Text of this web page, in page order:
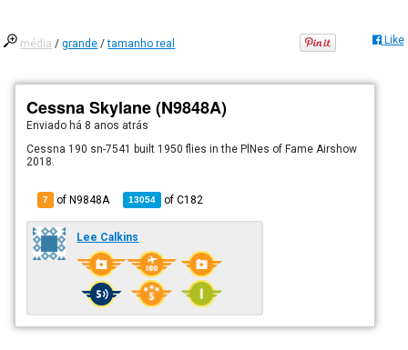
média /grande /tamanho real Like
Cessna Skylane (N9848A)
Enviado há 8 anos atrás
Cessna 190 sn-7541 built 1950 flies in the PlNes of Fame Airshow
2018.
7 of N9848A 13054 ofC182
Lee Calkins